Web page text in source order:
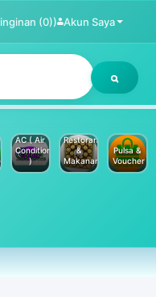
(0)) Akun Saya
AC ( Air
Conditioner
)
Restoran
&
Makanan
Pulsa &
Voucher